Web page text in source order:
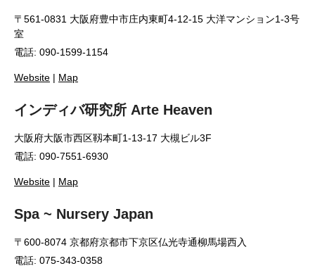
〒561-0831 大阪府豊中市庄内東町4-12-15 大洋マンション1-3号
室
電話: 090-1599-1154
Website | Map
インディバ研究所 Arte Heaven
大阪府大阪市西区靱本町1-13-17 大槻ビル3F
電話: 090-7551-6930
Website | Map
Spa ~ Nursery Japan
〒600-8074 京都府京都市下京区仏光寺通柳馬場西入
電話: 075-343-0358